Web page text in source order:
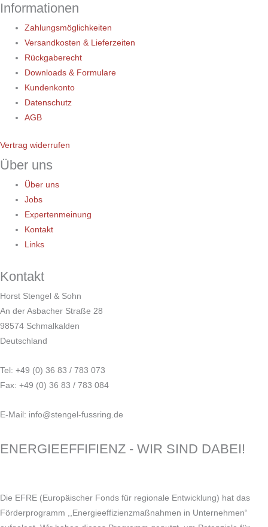
Informationen
Zahlungsmöglichkeiten
Versandkosten & Lieferzeiten
Rückgaberecht
Downloads & Formulare
Kundenkonto
Datenschutz
AGB
Vertrag widerrufen
Über uns
Über uns
Jobs
Expertenmeinung
Kontakt
Links
Kontakt
Horst Stengel & Sohn
An der Asbacher Straße 28
98574 Schmalkalden
Deutschland
Tel: +49 (0) 36 83 / 783 073
Fax: +49 (0) 36 83 / 783 084
E-Mail: info@stengel-fussring.de
ENERGIEEFFIFIENZ - WIR SIND DABEI!
Die EFRE (Europäischer Fonds für regionale Entwicklung) hat das
Förderprogramm ,,Energieeffizienzmaßnahmen in Unternehmen“